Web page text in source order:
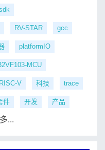
RV-STAR gcc
platformIO
MCU
RISC-V 科技 trace
件 开发 产品
...